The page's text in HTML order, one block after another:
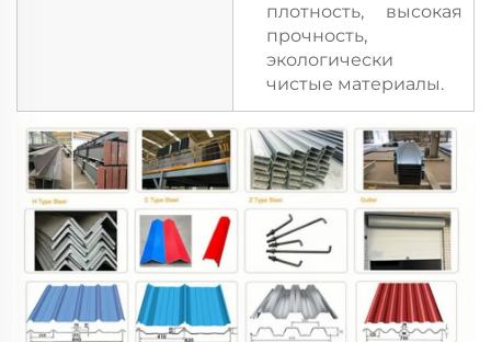
плотность, высокая
прочность,
экологически
чистые материалы.